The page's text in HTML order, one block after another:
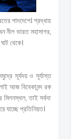
পাদদেশে। শ্রদ্ধায়
নীল ভারত মহাসাগর,
থেকে।
সূর্যদয় ও সূর্যাস্ত
আজ বিবেকানন্দ রক
মিলনস্থল, তাই সর্বদা
যাচ্ছে প্রতিনিয়ত।